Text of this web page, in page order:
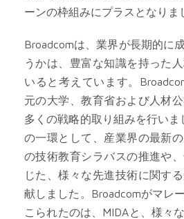
ーンの枠組みにプラスとなりま
Broadcomは、業界が長期的に
うかは、豊富な知識を持った
いると考えています。
元の大学、教育省および人材
多くの戦略的取り組みを行いま
の一環として、産業界の最新
の技術教育シラバスの推進や
じた、様々な先進技術に関す
献しました。Broadcomがマレ
こられたのは、MIDAと、様々